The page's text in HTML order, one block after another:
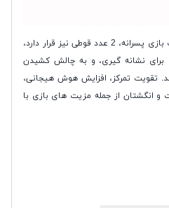
همچنین در بسته بندی این اسباب بازی پسرانه، 2 عدد قوطی نیز قرار دارد،
برای نشانه گیری، و به چالش کشیدن
تقویت تمرکز، افزایش هوش هیجانی،
انگشتان از جمله مزیت های بازی با